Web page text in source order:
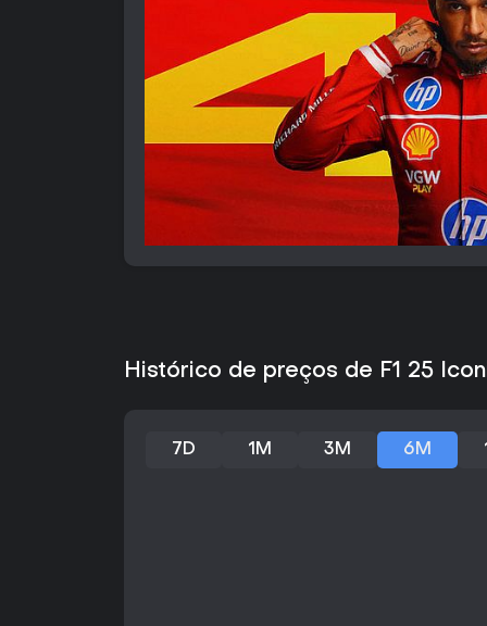
Histórico de preços de F1 25
7D 1M 3M 6M